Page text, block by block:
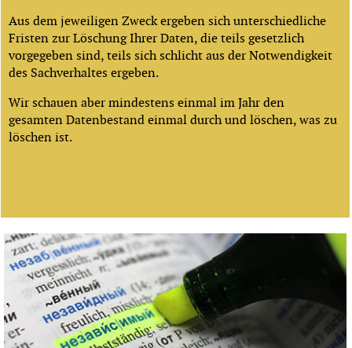
Aus dem jeweiligen Zweck ergeben sich unterschiedliche
Fristen zur Löschung Ihrer Daten, die teils gesetzlich
vorgegeben sind, teils sich schlicht aus der Notwendigkeit
des Sachverhaltes ergeben.
Wir schauen aber mindestens einmal im Jahr den
gesamten Datenbestand einmal durch und löschen, was zu
löschen ist.